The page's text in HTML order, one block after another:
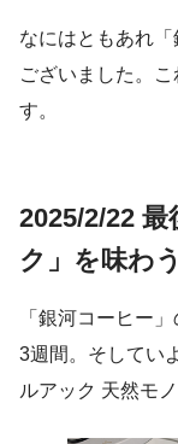
なにはともあれ
ございました。
す。
2025/2/22
ク」を味わう
「銀河コーヒー
3週間。そしてい
ルアック 天然モ